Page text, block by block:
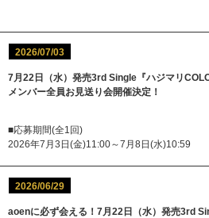
2026/07/03
7月22日（水）発売3rd Single『ハジマリ
メンバー全員お見送り会開催決定！
■応募期間(全1回)
2026年7月3日(金)11:00～7月8日(水)10:59
2026/06/29
aoenに必ず会える！7月22日（水）発売3rd